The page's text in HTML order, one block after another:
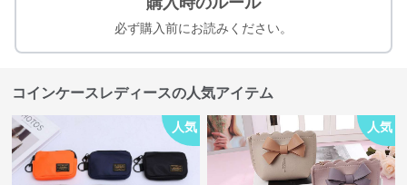
必ず購入前にお読みください。
コインケースレディースの人気アイテム
人気 人気